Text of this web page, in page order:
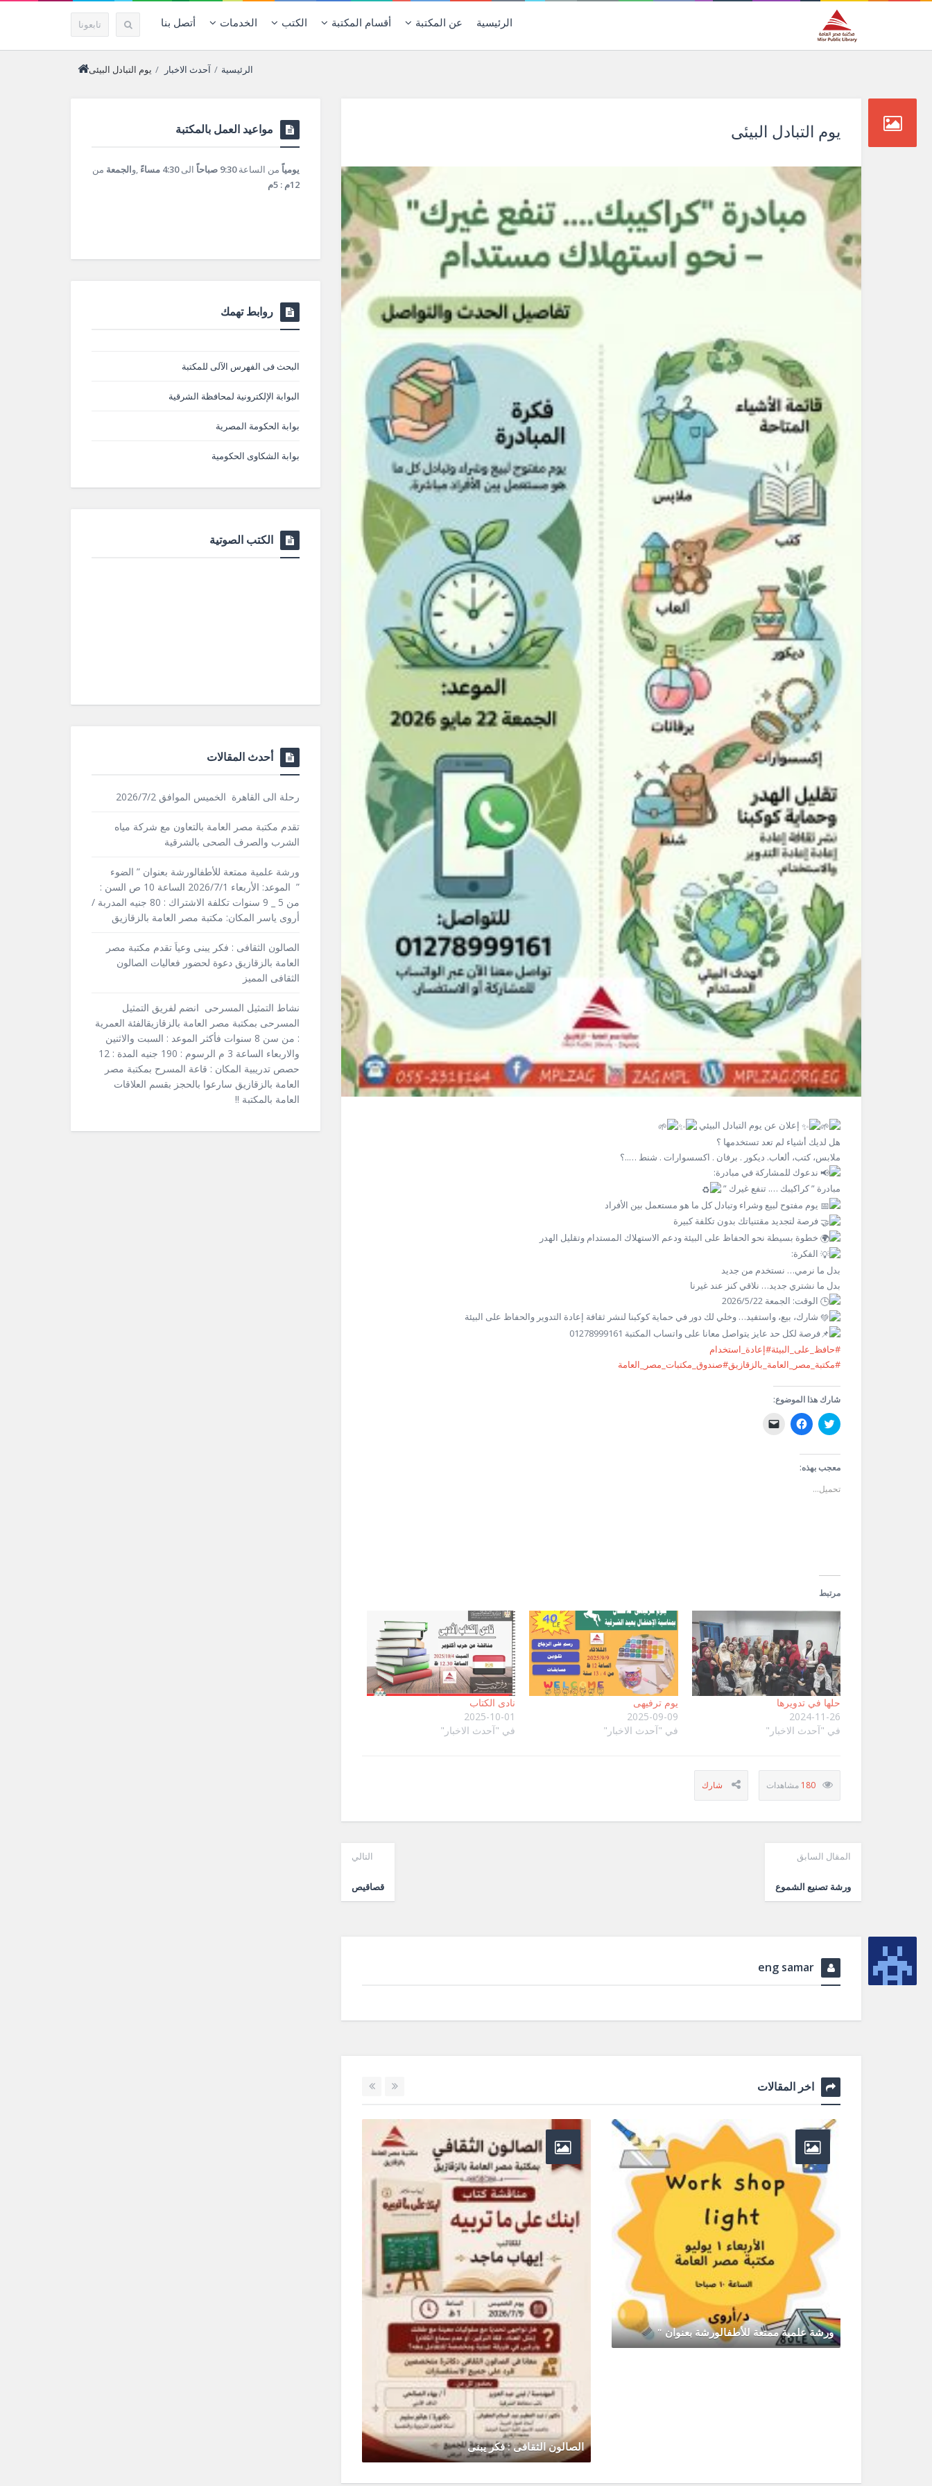
تابعونا الرئيسية عن المكتبة أقسام المكتبة الكتب الخدمات أتصل بنا
الرئيسية / آحدث الاخبار / يوم التبادل البيئى
يوم التبادل البيئى
إعلان عن يوم التبادل البيئي
هل لديك أشياء لم تعد تستخدمها ؟
ملابس، كتب، ألعاب. ديكور . برفان . اكسسوارات . شنط …..؟
ندعوك للمشاركة في مبادرة:
مبادرة ” كراكيبك …. تنفع غيرك ”
يوم مفتوح لبيع وشراء وتبادل كل ما هو مستعمل بين الأفراد
فرصة لتجديد مقتنياتك بدون تكلفة كبيرة
خطوة بسيطة نحو الحفاظ على البيئة ودعم الاستهلاك المستدام وتقليل الهدر
الفكرة:
بدل ما نرمي… نستخدم من جديد
بدل ما نشتري جديد… نلاقي كنز عند غيرنا
الوقت: الجمعة 2026/5/22
شارك، بيع، واستفيد… وخلي لك دور في حماية كوكبنا لنشر ثقافة إعادة التدوير والحفاظ على البيئة
فرصة لكل حد عايز يتواصل معانا على واتساب المكتبة 01278999161
#حافظ_على_البيئة#إعادة_استخدام
#مكتبة_مصر_العامة_بالزقازيق#صندوق_مكتبات_مصر_العامة
شارك هذا الموضوع:
اضغط
للمشاركة
(فتح
في
نافذة
انقر
للمشاركة
معجب بهذه:
تحميل...
مرتبط
حلها في تدويرها
2024-11-26
في "آحدث الاخبار"
يوم ترفيهى
2025-09-09
في "آحدث الاخبار"
نادى الكتاب
2025-10-01
في "آحدث الاخبار"
180
المقال السابق
ورشة تصنيع الشموع
التالي
قصاقيص
eng samar
اخر المقالات
تقدم مكتبة مصر العامة بالتعاون
مواعيد العمل بالمكتبة
يومياً من الساعة9:30 صباحاً الى4:30 مساءً ,والجمعة من
12م : 5م
روابط تهمك
البحث فى الفهرس الآلى للمكتبة
البوابة الإلكترونية لمحافظة الشرقية
بوابة الحكومة المصرية
بوابة الشكاوى الحكومية
الكتب الصوتية
أحدث المقالات
رحلة الى القاهرة الخميس الموافق 2026/7/2
تقدم مكتبة مصر العامة بالتعاون مع شركة مياه
الشرب والصرف الصحى بالشرقية
ورشة علمية ممتعة للأطفالورشة بعنوان ” الضوء
” الموعد: الأربعاء 2026/7/1 الساعة 10 ص السن :
من 5 _ 9 سنوات تكلفة الاشتراك : 80 جنيه المدربة /
أروى ياسر المكان: مكتبة مصر العامة بالزقازيق
الصالون الثقافى : فكر يبنى وعياَ تقدم مكتبة مصر
العامة بالزقازيق دعوة لحضور فعاليات الصالون
الثقافى المميز
نشاط التمثيل المسرحى انضم لفريق التمثيل
المسرحى بمكتبة مصر العامة بالزقازيقالفئة العمرية
: من سن 8 سنوات فأكثر الموعد : السبت والاثنين
والاربعاء الساعة 3 م الرسوم : 190 جنيه المدة : 12
حصص تدريبية المكان : قاعة المسرح بمكتبة مصر
العامة بالزقازيق سارعوا بالحجز بقسم العلاقات
العامة بالمكتبة !!